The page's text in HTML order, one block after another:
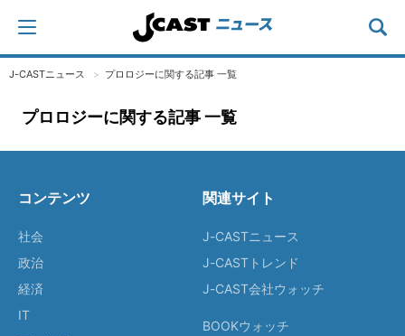
J-CASTニュース プロロジーに関する記事 一覧
プロロジーに関する記事 一覧
コンテンツ
社会
政治
経済
IT
関連サイト
J-CASTニュース
J-CASTトレンド
J-CAST会社ウォッチ
BOOKウォッチ